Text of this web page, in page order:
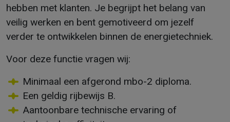
hebben met klanten. Je begrijpt het belang van
veilig werken en bent gemotiveerd om jezelf
verder te ontwikkelen binnen de energietechniek.
Voor deze functie vragen wij:
Minimaal een afgerond mbo-2 diploma.
Een geldig rijbewijs B.
Aantoonbare technische ervaring of